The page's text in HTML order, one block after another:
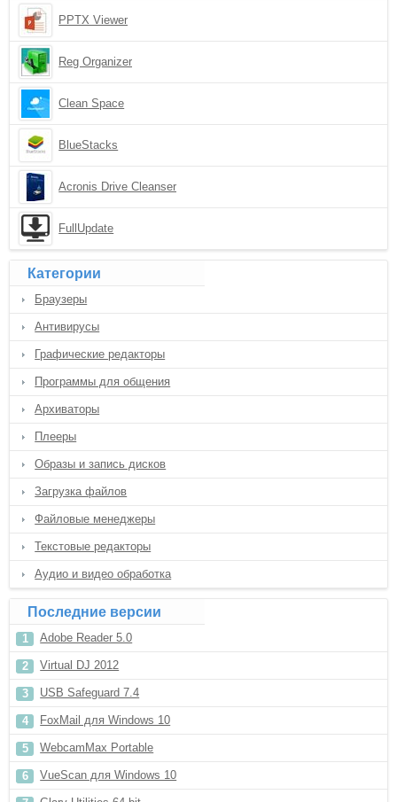
PPTX Viewer
Reg Organizer
Clean Space
BlueStacks
Acronis Drive Cleanser
FullUpdate
Категории
Браузеры
Антивирусы
Графические редакторы
Программы для общения
Архиваторы
Плееры
Образы и запись дисков
Загрузка файлов
Файловые менеджеры
Текстовые редакторы
Аудио и видео обработка
Последние версии
Adobe Reader 5.0
Virtual DJ 2012
USB Safeguard 7.4
FoxMail для Windows 10
WebcamMax Portable
VueScan для Windows 10